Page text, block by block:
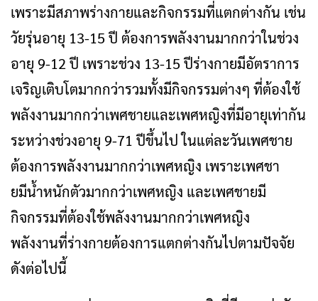
เพราะมีสภาพร่างกายและกิจกรรมที่แตกต่างกัน เช่น
วัยรุ่นอายุ 13-15 ปี ต้องการพลังงานมากกว่าในช่วง
อายุ 9-12 ปี เพราะช่วง 13-15 ปีร่างกายมีอัตราการ
เจริญเติบโตมากกว่ารวมทั้งมีกิจกรรมต่างๆ ที่ต้องใช้
พลังงานมากกว่าเพศชายและเพศหญิงที่มีอายุเท่ากัน
ระหว่างช่วงอายุ 9-71 ปีขึ้นไป ในแต่ละวันเพศชาย
ต้องการพลังงานมากกว่าเพศหญิง เพราะเพศชา
ยมีน้ําหนักตัวมากกว่าเพศหญิง และเพศชายมี
กิจกรรมที่ต้องใช้พลังงานมากกว่าเพศหญิง
พลังงานที่ร่างกายต้องการแตกต่างกันไปตามปัจจัย
ดังต่อไปนี้